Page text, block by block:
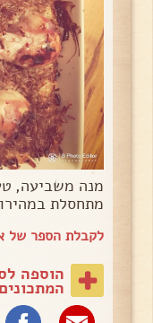
מנה משביעה,
מתחסלת
לקבלת הספר של
הוספה